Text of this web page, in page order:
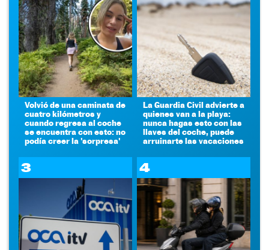
Volvió de una caminata de
cuatro kilómetros y
cuando regresa al coche
se encuentra con esto: no
podía creer la 'sorpresa'
La Guardia Civil advierte a
quienes van a la playa:
nunca hagas esto con las
llaves del coche, puede
arruinarte las vacaciones
3 4